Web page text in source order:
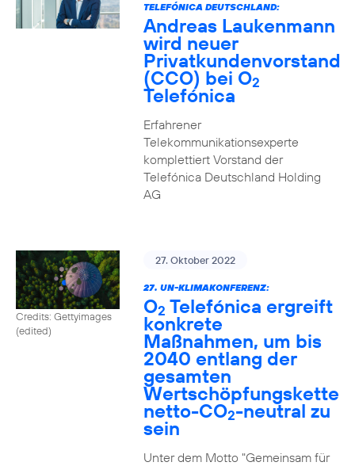
TELEFÓNICA DEUTSCHLAND:
Andreas Laukenmann
wird neuer
Privatkundenvorstand
(CCO) bei O2
Telefónica
Erfahrener
Telekommunikationsexperte
komplettiert Vorstand der
Telefónica Deutschland Holding
AG
Credits: Gettyimages
(edited)
27. Oktober 2022
27. UN-KLIMAKONFERENZ:
O2 Telefónica ergreift
konkrete
Maßnahmen, um bis
2040 entlang der
gesamten
Wertschöpfungskette
netto-CO2-neutral zu
sein
Unter dem Motto "Gemeinsam für